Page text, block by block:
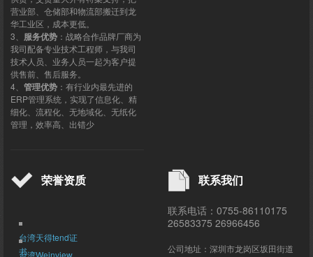
营业部、仓储部和物流部搬迁到龙
华工业区，成本更低。
3、 服务优势 ：战略合作品牌厂商为
我司配备专业技术工程师，与我司
技术人员、业务人员一起为客户提
供售前、售后服务。
4、 管理优势 ：有行业内最先进的
ERP管理系统，实现了信息化、精
细化、流程化、无地域化、无纸化
管理，效率高、出错少
荣誉资质
台湾天得tend证
书
台湾Weinview
联系我们
联系电话：0755-86110175
26583375 26966456
公司地址：深圳市龙岗区坂田街道